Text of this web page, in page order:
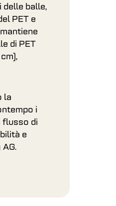
balle,
PET e
di PET
la
i
flusso di
e